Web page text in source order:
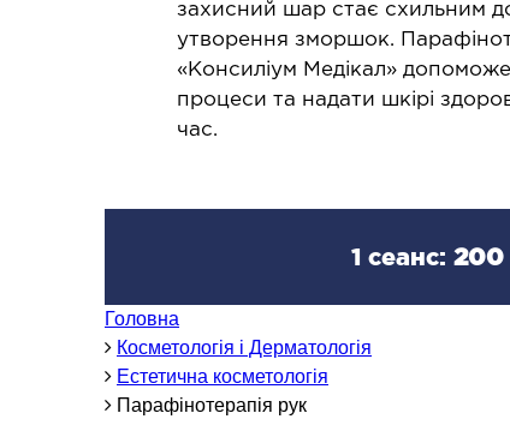
Ревматологія
Ендокринологія
Гастроентерологія
захисний шар стає схильним
утворення зморшок.
«Консиліум Медікал»
процеси та надати шкірі
час.
1 сеанс: 200
Головна
Косметологія і Дерматологія
Естетична косметологія
Парафінотерапія рук